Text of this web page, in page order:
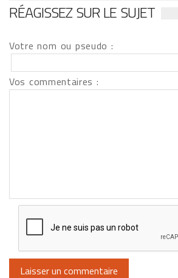
RÉAGISSEZ SUR LE SUJET
Votre nom ou pseudo :
Vos commentaires :